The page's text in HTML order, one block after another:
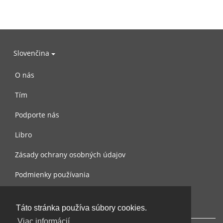
Táto stránka používa súbory cookies.
Slovenčina
O nás
Tím
Podporte nás
Libro
Zásady ochrany osobných údajov
Podmienky používania